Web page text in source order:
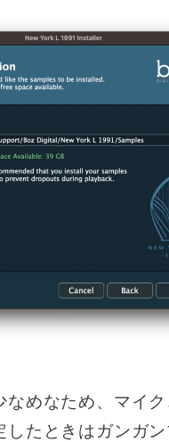
なめなため、マイク
したときはガンガ